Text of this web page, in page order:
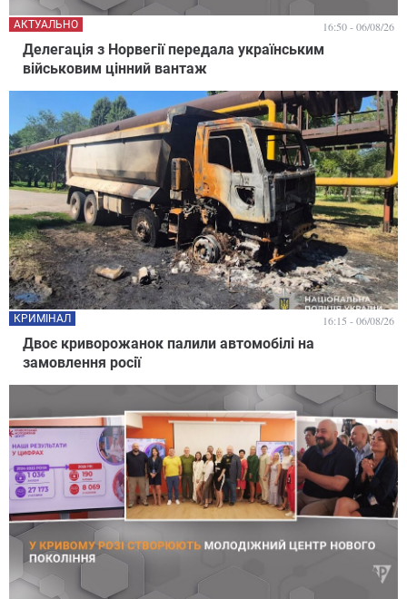
Делегація з Норвегії передала українським
військовим цінний вантаж
АКТУАЛЬНО 16:50 - 06/08/26
Двоє криворожанок палили автомобілі на
замовлення росії
КРИМІНАЛ 16:15 - 06/08/26